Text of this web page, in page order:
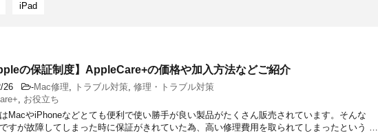
iPad
の保証制度】AppleCare+の価格や加入方法などご紹介
26 -Mac修理, トラブル対策, 修理・トラブル対策
, お役立ち
MacやiPhoneなどとても便利で使い勝手が良い製品がたくさん販売されています。そんな
すが故障してしまった時に保証がきれていた為、高い修理費用を取られてしまったという …